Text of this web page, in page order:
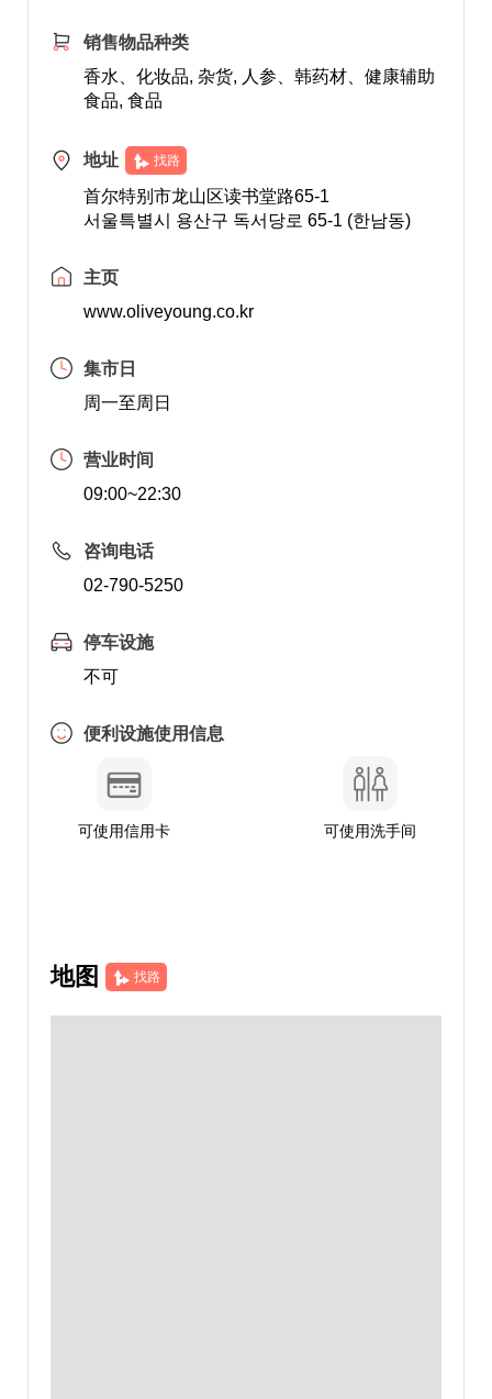
销售物品种类
香水、化妆品, 杂货, 人参、韩药材、健康辅助
食品, 食品
地址 找路
首尔特别市龙山区读书堂路65-1
서울특별시 용산구 독서당로 65-1 (한남동)
主页
www.oliveyoung.co.kr
集市日
周一至周日
营业时间
09:00~22:30
咨询电话
02-790-5250
停车设施
不可
便利设施使用信息
可使用信用卡 可使用洗手间
地图 找路